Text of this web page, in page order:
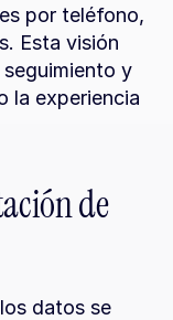
por teléfono,
Esta visión
y
la experiencia
de
datos se